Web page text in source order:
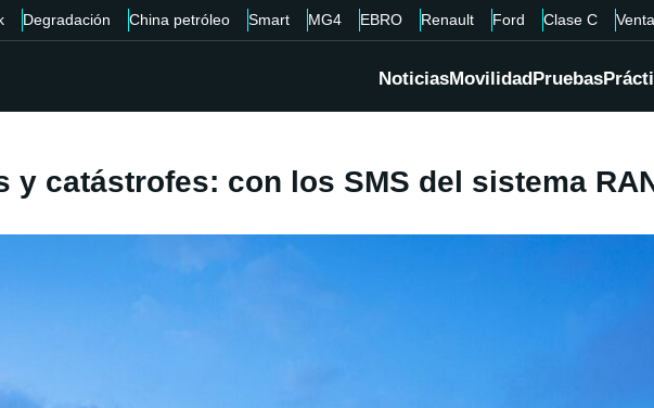
Degradación China petróleo Smart MG4 EBRO Renault Ford Clase C
NoticiasMovilidadPruebas
y catástrofes: con los SMS del sistema